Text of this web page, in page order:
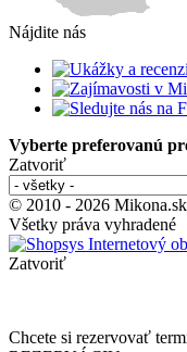
Nájdite nás
Vyberte preferovanú
Zatvoriť
© 2010 - 2026
Všetky práva vyhradené
Zatvoriť
Chcete si rezervovať